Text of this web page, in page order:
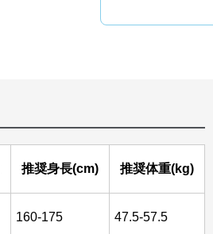
推奨身長(cm) 推奨体重(kg)
160-175 47.5-57.5